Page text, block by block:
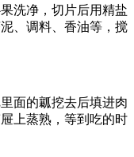
洗净，切片后用精盐
、调料、香油等，搅
面的瓤挖去后填进肉
上蒸熟，等到吃的时